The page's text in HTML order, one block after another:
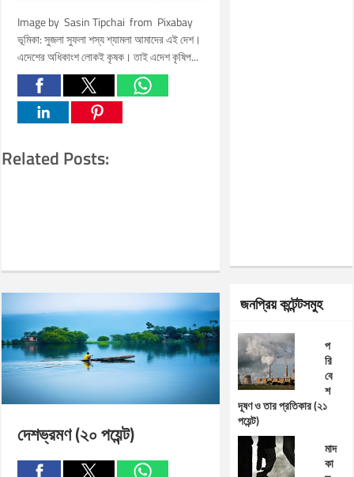
Image by Sasin Tipchai from Pixabay
ভূমিকা: সুজলা সুফলা শস্য শ্যামলা আমাদের এই দেশ।
এদেশের অধিকাংশ লোকই কৃষক। তাই এদেশ কৃষিপ...
Related Posts:
দেশভ্রমণ (২০ পয়েন্ট)
জনপ্রিয় কন্টেন্টসমুহ
প
রি
বে
শ
দূষণ ও তার প্রতিকার (২১
পয়েন্ট)
মাদ
কা